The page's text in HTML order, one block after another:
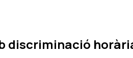
discriminació